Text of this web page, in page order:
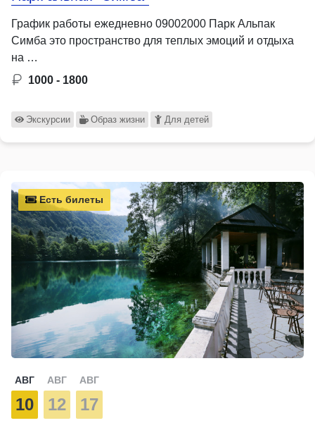
График работы ежедневно 09002000 Парк Альпак
Симба это пространство для теплых эмоций и отдыха
на …
1000 - 1800
Экскурсии Образ жизни Для детей
Есть билеты
АВГ
10
АВГ
12
АВГ
17